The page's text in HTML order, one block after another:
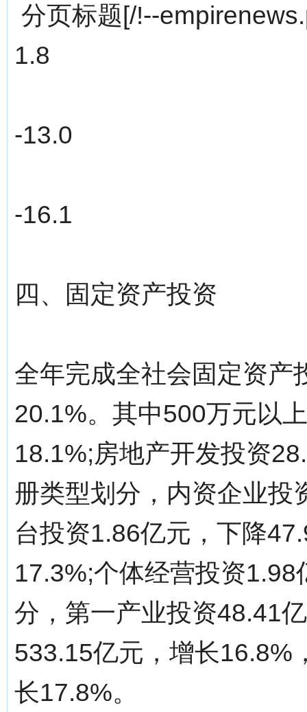
分页标题[/!--
1.8
-13.0
-16.1
四、固定资产投资
全年完成全社会固定资产
20.1%。其中500万元以
18.1%;房地产开发投资
册类型划分，内资企业投
台投资1.86亿元，下降
17.3%;个体经营投资
分，第一产业投资48.41
533.15亿元，增长16.8%
长17.8%。